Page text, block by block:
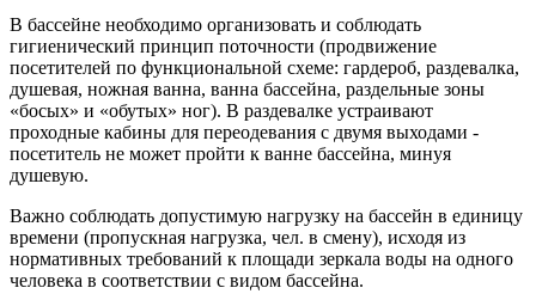
В бассейне необходимо организовать и соблюдать
гигиенический принцип поточности (продвижение
посетителей по функциональной схеме: гардероб, раздевалка,
душевая, ножная ванна, ванна бассейна, раздельные зоны
«босых» и «обутых» ног). В раздевалке устраивают
проходные кабины для переодевания с двумя выходами -
посетитель не может пройти к ванне бассейна, минуя
душевую.
Важно соблюдать допустимую нагрузку на бассейн в единицу
времени (пропускная нагрузка, чел. в смену), исходя из
нормативных требований к площади зеркала воды на одного
человека в соответствии с видом бассейна.